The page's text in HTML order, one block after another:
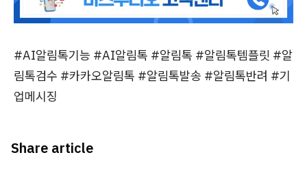
#AI알림톡기능 #AI알림톡 #알림톡 #알림톡템플릿 #알
림톡검수 #카카오알림톡 #알림톡발송 #알림톡반려 #기
업메시징
Share article